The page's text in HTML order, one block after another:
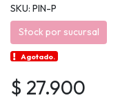
SKU: PIN-P
Stock por sucursal
Agotado.
$ 27.900